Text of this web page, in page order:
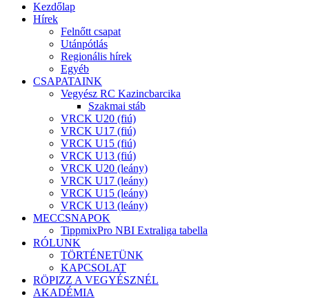
Kezdőlap
Hírek
Felnőtt csapat
Utánpótlás
Regionális hírek
Egyéb
CSAPATAINK
Vegyész RC Kazincbarcika
Szakmai stáb
VRCK U20 (fiú)
VRCK U17 (fiú)
VRCK U15 (fiú)
VRCK U13 (fiú)
VRCK U20 (leány)
VRCK U17 (leány)
VRCK U15 (leány)
VRCK U13 (leány)
MECCSNAPOK
TippmixPro NBI Extraliga tabella
RÓLUNK
TÖRTÉNETÜNK
KAPCSOLAT
RÖPIZZ A VEGYÉSZNÉL
AKADÉMIA